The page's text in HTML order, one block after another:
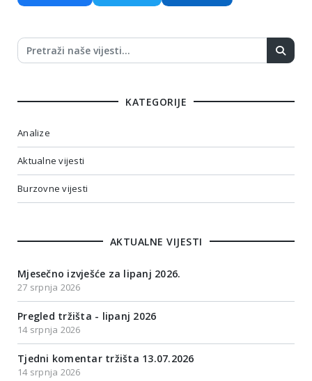
KATEGORIJE
Analize
Aktualne vijesti
Burzovne vijesti
AKTUALNE VIJESTI
Mjesečno izvješće za lipanj 2026.
27 srpnja 2026
Pregled tržišta - lipanj 2026
14 srpnja 2026
Tjedni komentar tržišta 13.07.2026
14 srpnja 2026